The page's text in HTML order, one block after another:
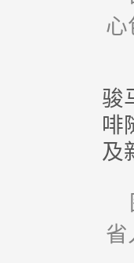
心
骏
啡
及
省